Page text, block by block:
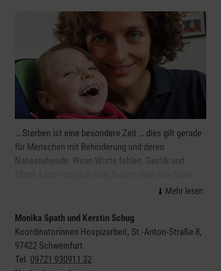
Nähere Informationen zum Hospizdienst für
Kinder in Jugendliche in Schweinfurt
… Sterben ist eine besondere Zeit … dies gilt gerade
für Menschen mit Behinderung und deren
Nahestehende. Wenn Worte fehlen, Gestik und
Sensibilität und Achtsamkeit der Begleiter. Den
seinen Wünschen und Bedürfnissen, sehen wir als
unsere hospizliche Haltung.
Hospizhelfer spüren und hören hin, was der
Betroffene und sein Umfeld gerade brauchen. Sie
Monika Spath und Kerstin Schug
Koordinatorinnen Hospizarbeit, St.-Anton-Straße 8,
97422 Schweinfurt
Tel. 09721 930911 32